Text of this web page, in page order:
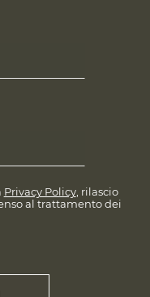
Privacy Policy, rilascio
al trattamento dei